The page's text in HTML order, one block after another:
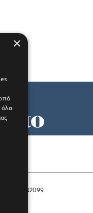
Μ.Η.Τ. 242099
×
όλα